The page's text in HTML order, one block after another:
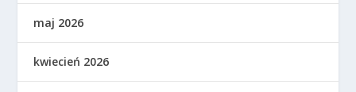
maj 2026
kwiecień 2026